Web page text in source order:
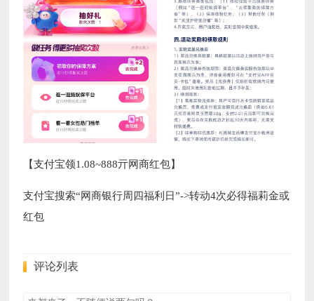
【支付宝领1.08~888亓网商红包】
支付宝搜索“网商银行周四福利日”->转动4次必得福莉金或
红包
评论列表